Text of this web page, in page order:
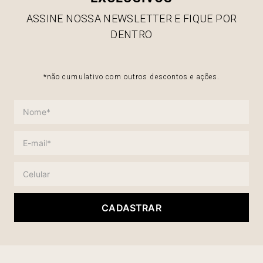
ASSINE NOSSA NEWSLETTER E FIQUE POR
DENTRO
*não cumulativo com outros descontos e ações.
CADASTRAR